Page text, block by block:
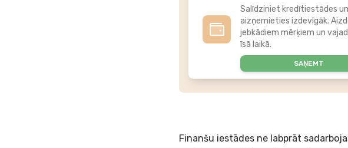
Salīdziniet kredītiestādes un
aizņemieties izdevīgāk.
jebkādiem mērķiem un
īsā laikā.
SAŅEMT
Finanšu iestādes ne labprāt